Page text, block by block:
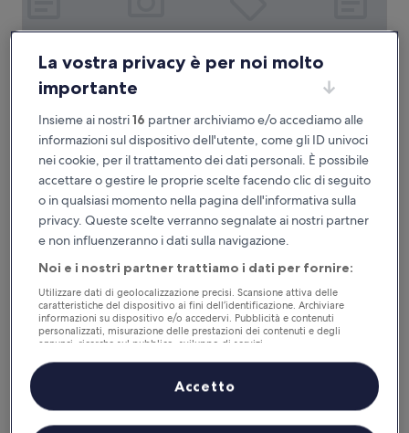
Hotel Gästehaus Ziegler
1 km da Rotebuhlplatz Stadtmitte U-Bahn
9.4
su
10,
Eccezionale,
recensioni)
9,4/10 Eccezionale
Il
prezzo
attuale
è
109 €
tasse e oneri inclusi
Aloft by Marriott Stuttgart
La vostra privacy è per noi molto
importante
Insieme ai nostri16 partner archiviamo e/o accediamo alle
informazioni sul dispositivo dell'utente, come gli ID univoci
nei cookie, per il trattamento dei dati personali. È possibile
accettare o gestire le proprie scelte facendo clic di seguito
o in qualsiasi momento nella pagina dell'informativa sulla
privacy. Queste scelte verranno segnalate ai nostri partner
e non influenzeranno i dati sulla navigazione.
Noi e i nostri partner trattiamo i dati per fornire:
Utilizzare dati di geolocalizzazione precisi. Scansione attiva delle
caratteristiche del dispositivo ai fini dell’identificazione. Archiviare
informazioni su dispositivo e/o accedervi. Pubblicità e contenuti
personalizzati, misurazione delle prestazioni dei contenuti e degli
annunci, ricerche sul pubblico, sviluppo di servizi.
Elenco dei partner (fornitori)
Accetto